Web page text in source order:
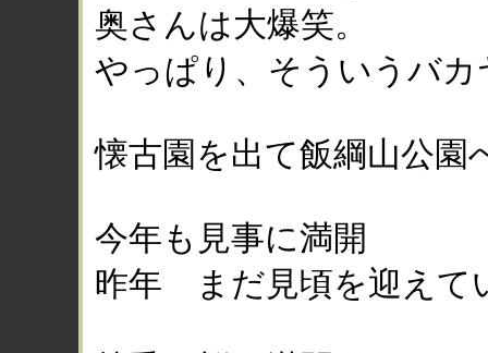
奥さんは大爆笑。
やっぱり、そういうバ
懐古園を出て飯綱山公園
今年も見事に満開
昨年 まだ見頃を迎えて